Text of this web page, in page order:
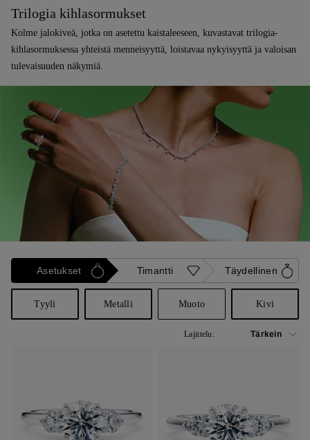
Trilogia kihlasormukset
Kolme jalokiveä, jotka on asetettu kaistaleeseen, kuvastavat trilogia-
kihlasormuksessa yhteistä menneisyyttä, loistavaa nykyisyyttä ja valoisan
tulevaisuuden näkymiä.
Asetukset Timantti Täydellinen
Tyyli Metalli Muoto Kivi
Lajittelu: